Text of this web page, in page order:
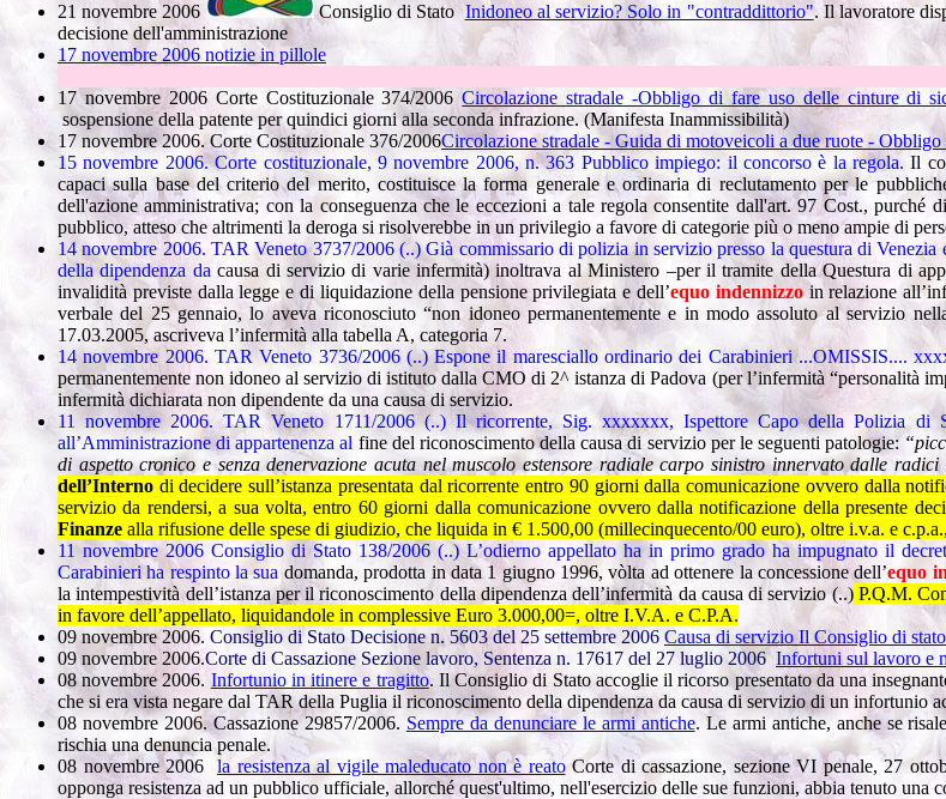
21 novembre 2006 Consiglio di Stato Inidoneo al servizio? Solo in "contraddittorio". Il lavoratore
decisione dell'amministrazione
17 novembre 2006 notizie in pillole
17 novembre 2006 Corte Costituzionale 374/2006Circolazione stradale -Obbligo di fare uso delle cinture di
sospensione della patente per quindici giorni alla seconda infrazione. (Manifesta Inammissibilità)
17 novembre 2006. Corte Costituzionale 376/2006Circolazione stradale - Guida di motoveicoli a due ruote -
15 novembre 2006. Corte costituzionale, 9 novembre 2006, n. 363 Pubblico impiego: il concorso è la regola.Il
capaci sulla base del criterio del merito, costituisce la forma generale e ordinaria di reclutamento per le
dell'azione amministrativa; con la conseguenza che le eccezioni a tale regola consentite dall'art. 97 Cost., purché
pubblico, atteso che altrimenti la deroga si risolverebbe in un privilegio a favore di categorie più o meno ampie di
14 novembre 2006. TAR Veneto 3737/2006 (..) Già commissario di polizia in servizio presso la questura di
della dipendenza dacausa di servizio di varie infermità) inoltrava al Ministero –per il tramite della Questura di
invalidità previste dalla legge e di liquidazione della pensione privilegiata e dell’equo indennizzoin relazione
verbale del 25 gennaio, lo aveva riconosciuto “non idoneo permanentemente e in modo assoluto al servizio
17.03.2005, ascriveva l’infermità alla tabella A, categoria 7.
14 novembre 2006. TAR Veneto 3736/2006 (..) Espone il maresciallo ordinario dei Carabinieri ...OMISSIS....
permanentemente non idoneo al servizio di istituto dalla CMO di 2^ istanza di Padova (per l’infermità “personalità
infermità dichiarata non dipendente da una causa di servizio.
11 novembre 2006. TAR Veneto 1711/2006 (..) Il ricorrente, Sig. xxxxxxx, Ispettore Capo della Polizia di
all’Amministrazione di appartenenza al fine del riconoscimento della causa di servizio per le seguenti patologie:
di aspetto cronico e senza denervazione acuta nel muscolo estensore radiale carpo sinistro innervato dalle
dell’Interno di decidere sull’istanza presentata dal ricorrente entro 90 giorni dalla comunicazione ovvero dalla
servizio da rendersi, a sua volta, entro 60 giorni dalla comunicazione ovvero dalla notificazione della presente
Finanze alla rifusione delle spese di giudizio, che liquida in € 1.500,00 (millecinquecento/00 euro), oltre i.v.a. e
11 novembre 2006 Consiglio di Stato 138/2006 (..)L’odierno appellato ha in primo grado ha impugnato il
Carabinieri ha respinto la sua domanda, prodotta in data 1 giugno 1996, vòlta ad ottenere la concessione dell’equo
la intempestività dell’istanza per il riconoscimento della dipendenza dell’infermità da causa di servizio (..)P.Q.M.
in favore dell’appellato, liquidandole in complessive Euro 3.000,00=, oltre I.V.A. e C.P.A.
09 novembre 2006. Consiglio di Stato Decisione n. 5603 del 25 settembre 2006 Causa di servizio Il Consiglio di
09 novembre 2006.Corte di Cassazione Sezione lavoro, Sentenza n. 17617 del 27 luglio 2006 Infortuni sul lavoro e
08 novembre 2006. Infortunio in itinere e tragitto. Il Consiglio di Stato accoglie il ricorso presentato da una
che si era vista negare dal TAR della Puglia il riconoscimento della dipendenza da causa di servizio di un infortunio
08 novembre 2006. Cassazione 29857/2006. Sempre da denunciare le armi antiche. Le armi antiche, anche se
rischia una denuncia penale.
08 novembre 2006 la resistenza al vigile maleducato non è reatoCorte di cassazione, sezione VI penale, 27
opponga resistenza ad un pubblico ufficiale, allorché quest'ultimo, nell'esercizio delle sue funzioni, abbia tenuto una